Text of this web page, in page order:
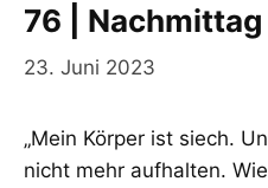
76 |
23. Juni 2023
„Mein Körper ist siech.
nicht mehr aufhalten.